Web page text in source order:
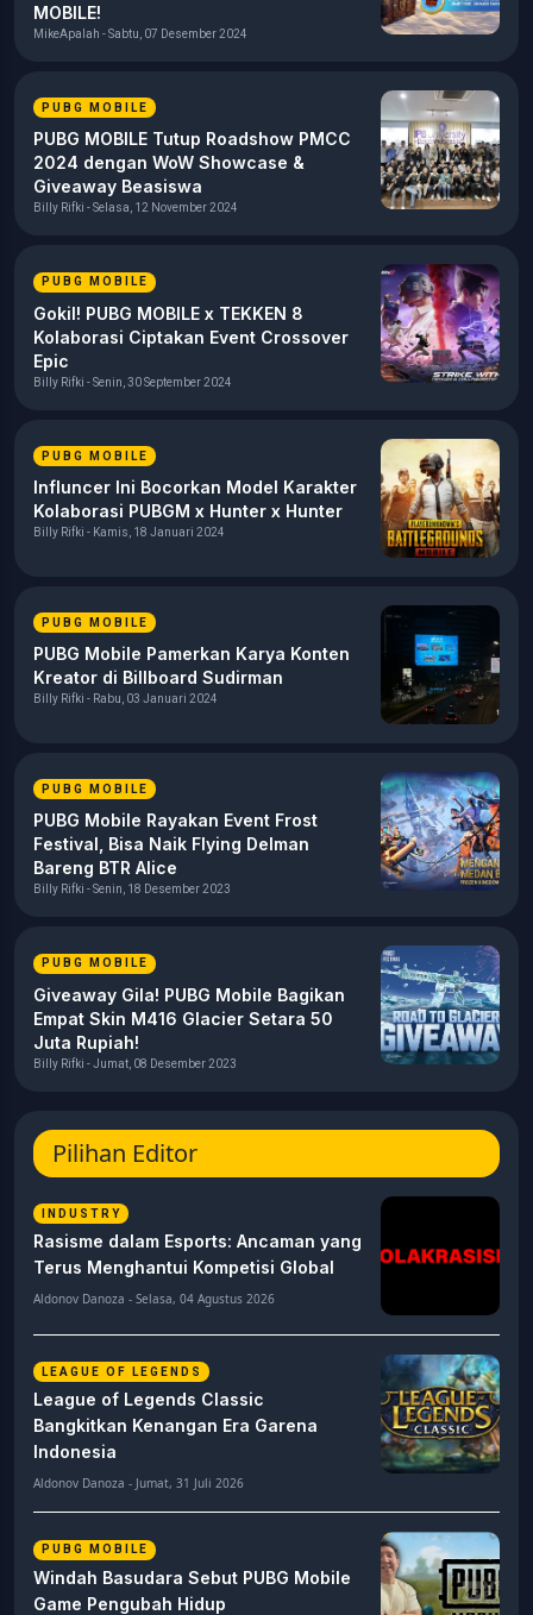
MOBILE!
MikeApalah - Sabtu, 07 Desember 2024
PUBG MOBILE
PUBG MOBILE Tutup Roadshow PMCC
2024 dengan WoW Showcase &
Giveaway Beasiswa
Billy Rifki - Selasa, 12 November 2024
PUBG MOBILE
Gokil! PUBG MOBILE x TEKKEN 8
Kolaborasi Ciptakan Event Crossover
Epic
Billy Rifki - Senin, 30 September 2024
PUBG MOBILE
Influncer Ini Bocorkan Model Karakter
Kolaborasi PUBGM x Hunter x Hunter
Billy Rifki - Kamis, 18 Januari 2024
PUBG MOBILE
PUBG Mobile Pamerkan Karya Konten
Kreator di Billboard Sudirman
Billy Rifki - Rabu, 03 Januari 2024
PUBG MOBILE
PUBG Mobile Rayakan Event Frost
Festival, Bisa Naik Flying Delman
Bareng BTR Alice
Billy Rifki - Senin, 18 Desember 2023
PUBG MOBILE
Giveaway Gila! PUBG Mobile Bagikan
Empat Skin M416 Glacier Setara 50
Juta Rupiah!
Billy Rifki - Jumat, 08 Desember 2023
Pilihan Editor
INDUSTRY
Rasisme dalam Esports: Ancaman yang
Terus Menghantui Kompetisi Global
Aldonov Danoza - Selasa, 04 Agustus 2026
LEAGUE OF LEGENDS
League of Legends Classic
Bangkitkan Kenangan Era Garena
Indonesia
Aldonov Danoza - Jumat, 31 Juli 2026
PUBG MOBILE
Windah Basudara Sebut PUBG Mobile
Game Pengubah Hidup